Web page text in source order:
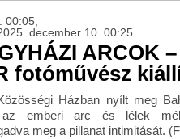
00:05,
december 10. 00:25
ARCOK
fotóművész
Házban nyílt meg
emberi arc és lélek
meg a pillanat intimitását.